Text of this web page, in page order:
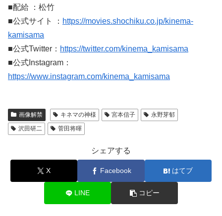
■配給 ：松竹
■公式サイト ： https://movies.shochiku.co.jp/kinema-
kamisama
■公式Twitter： https://twitter.com/kinema_kamisama
■公式Instagram：
https://www.instagram.com/kinema_kamisama
画像解禁 キネマの神様 宮本信子
永野芽郁
沢田研二
菅田将暉
シェアする
X Facebook はてブ
LINE コピー